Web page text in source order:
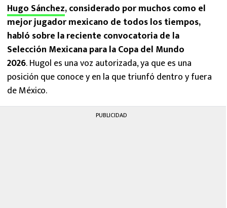
Hugo Sánchez, considerado por muchos como el
mejor jugador mexicano de todos los tiempos,
habló sobre la reciente convocatoria de la
Selección Mexicana para la Copa del Mundo
2026. Hugol es una voz autorizada, ya que es una
posición que conoce y en la que triunfó dentro y fuera
de México.
PUBLICIDAD